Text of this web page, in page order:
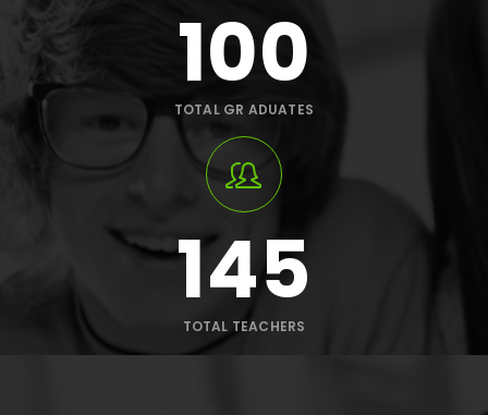
100
TOTAL GR ADUATES
145
TOTAL TEACHERS